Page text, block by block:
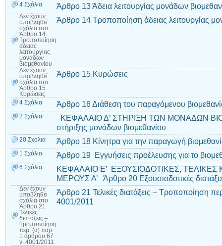
4 Σχόλια Άρθρο 13 Άδεια λειτουργίας μονάδων
Δεν έχουν
υποβληθεί
σχόλια στο
Άρθρο 14
Τροποποίηση
άδειας
λειτουργίας
μονάδων
βιομεθανίου
Άρθρο 14 Τροποποίηση άδειας λειτουργίας
Δεν έχουν
υποβληθεί
σχόλια στο
Άρθρο 15
Κυρώσεις
Άρθρο 15 Κυρώσεις
4 Σχόλια Άρθρο 16 Διάθεση του παραγόμενου
2 Σχόλια
ΚΕΦΑΛΑΙΟ Δ’ ΣΤΗΡΙΞΗ ΤΩΝ ΜΟΝΑΔΩΝ
στήριξης μονάδων βιομεθανίου
20 Σχόλια Άρθρο 18 Κίνητρα για την παραγωγή
1 Σχόλιο Άρθρο 19 Εγγυήσεις προέλευσης για το
6 Σχόλια
ΚΕΦΑΛΑΙΟ Ε’ ΕΞΟΥΣΙΟΔΟΤΙΚΕΣ, ΤΕΛΙΚΕΣ
ΜΕΡΟΥΣ Α’ Άρθρο 20 Εξουσιοδοτικές
Δεν έχουν
υποβληθεί
σχόλια στο
Άρθρο 21
Τελικές
διατάξεις –
Τροποποίηση
περ. (α) παρ.
1 άρθρου 67
ν. 4001/2011
Άρθρο 21 Τελικές διατάξεις – Τροποποίηση
4001/2011